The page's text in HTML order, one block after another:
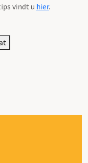
vindt u hier.